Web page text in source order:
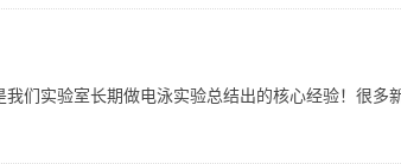
们实验室长期做电泳实验总结出的核心经验！很多